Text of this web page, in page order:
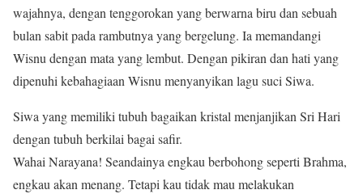
wajahnya, dengan tenggorokan yang berwarna biru dan sebuah
bulan sabit pada rambutnya yang bergelung. Ia memandangi
Wisnu dengan mata yang lembut. Dengan pikiran dan hati yang
dipenuhi kebahagiaan Wisnu menyanyikan lagu suci Siwa.
Siwa yang memiliki tubuh bagaikan kristal menjanjikan Sri Hari
dengan tubuh berkilai bagai safir.
Wahai Narayana! Seandainya engkau berbohong seperti Brahma,
engkau akan menang. Tetapi kau tidak mau melakukan